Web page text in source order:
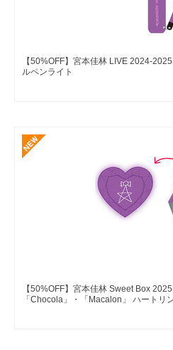
【50%OFF】宮本佳林 LIVE 2024-
ルペンライト
【50%OFF】宮本佳林 Sweet Box
「Chocola」・「Macalon」 ハートリ